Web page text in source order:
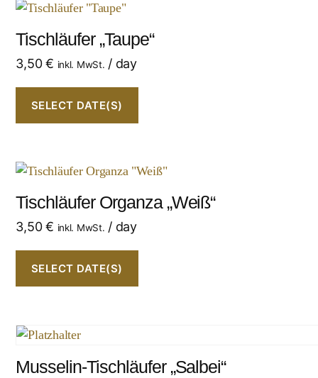
Tischläufer „Taupe“
3,50€ inkl. MwSt. / day
SELECT DATE(S)
Tischläufer Organza „Weiß“
3,50€ inkl. MwSt. / day
SELECT DATE(S)
Musselin-Tischläufer „Salbei“